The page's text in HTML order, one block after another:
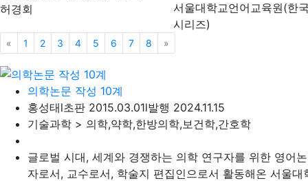
허경회
서울대학교언어교육원(한
시리즈)
« 이전
1 2 3 4 5 6 7 8 »
의학논문 작성 10계
홍성태l초판 2015.03.01l발행 2024.11.15
기술과학 > 의학,약학,한방의학,보건학,간호학
글로벌 시대, 세계와 경쟁하는 의학 연구자를 위한 영어
자로서, 교수로서, 학술지 편집인으로서 활동해온 서울대